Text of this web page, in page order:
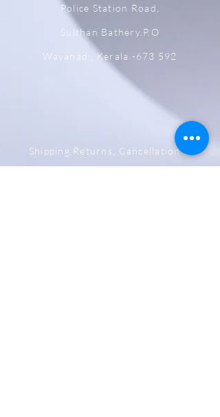
Police Station Road,
Sulthan Bathery.P.O
Wayanad , Kerala -673 592
Shipping,Returns, Cancellation &